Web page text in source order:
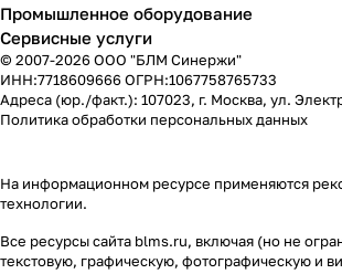
Промышленное оборудование
Сервисные услуги
© 2007-2026 ООО "БЛМ Синержи"
ИНН:7718609666 ОГРН:1067758765733
Адреса (юр./факт.): 107023, г. Москва, ул.
Политика обработки персональных данных
На информационном ресурсе применяются
технологии.
Все ресурсы сайта blms.ru, включая (но не
текстовую, графическую, фотографическую и